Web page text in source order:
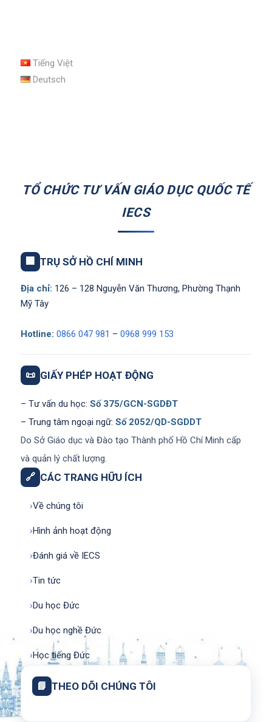
Tiếng Việt
Deutsch
TỔ CHỨC TƯ VẤN GIÁO DỤC QUỐC TẾ
IECS
🏢 TRỤ SỞ HỒ CHÍ MINH
Địa chỉ: 126 – 128 Nguyễn Văn Thương, Phường Thạnh
Mỹ Tây
Hotline: 0866 047 981 – 0968 999 153
📜 GIẤY PHÉP HOẠT ĐỘNG
– Tư vấn du học: Số 375/GCN-SGDĐT
– Trung tâm ngoại ngữ: Số 2052/QD-SGDDT
Do Sở Giáo dục và Đào tạo Thành phố Hồ Chí Minh cấp
và quản lý chất lượng.
🔗 CÁC TRANG HỮU ÍCH
›Về chúng tôi
›Hình ảnh hoạt động
›Đánh giá về IECS
›Tin tức
›Du học Đức
›Du học nghề Đức
›Học tiếng Đức
📘 THEO DÕI CHÚNG TÔI